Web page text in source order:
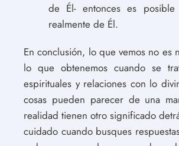
de Él- entonces es
realmente de Él.
En conclusión, lo que vemos no es
lo que obtenemos cuando se
espirituales y relaciones con lo
cosas pueden parecer de una
realidad tienen otro significado
cuidado cuando busques